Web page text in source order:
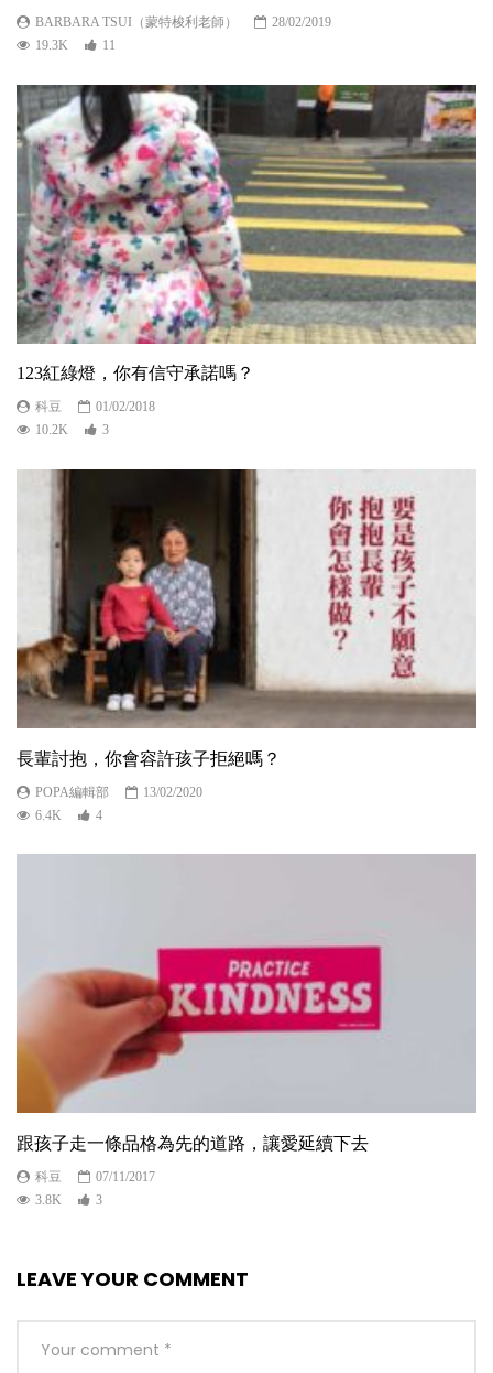
BARBARA TSUI（蒙特梭利老師）
28/02/2019
19.3K
11
123紅綠燈，你有信守承諾嗎？
科豆
01/02/2018
10.2K
3
長輩討抱，你會容許孩子拒絕嗎？
POPA編輯部
13/02/2020
6.4K
4
跟孩子走一條品格為先的道路，讓愛延續下去
科豆
07/11/2017
3.8K
3
LEAVE YOUR COMMENT